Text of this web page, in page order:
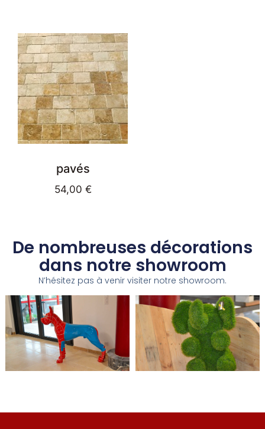
pavés
54,00 €
De nombreuses décorations
dans notre showroom
N’hésitez pas à venir visiter notre showroom.